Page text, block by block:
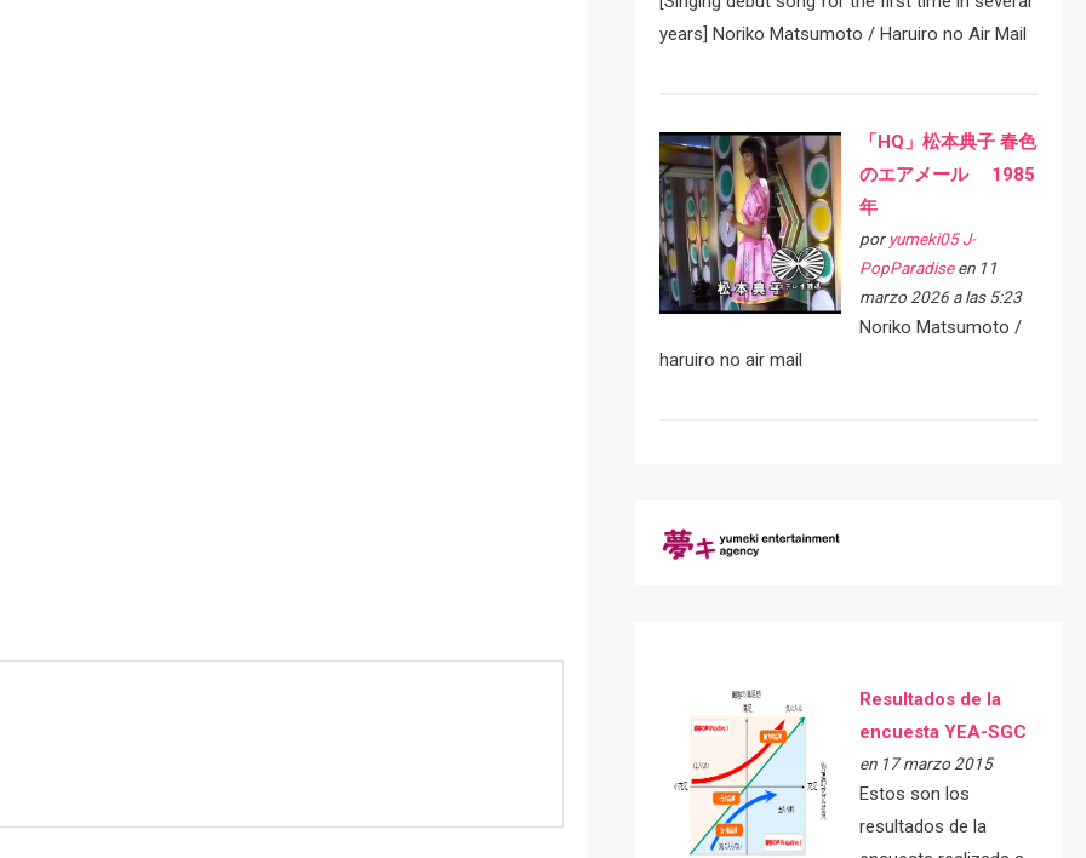
years] Noriko Matsumoto / Haruiro no Air Mail
「HQ」松本典子 春色
のエアメール 1985
年
por yumeki05 J-
PopParadiseen 11
marzo 2026 a las 5:23
Noriko Matsumoto /
haruiro no air mail
Resultados de la
encuesta YEA-SGC
en 17 marzo 2015
Estos son los
resultados de la